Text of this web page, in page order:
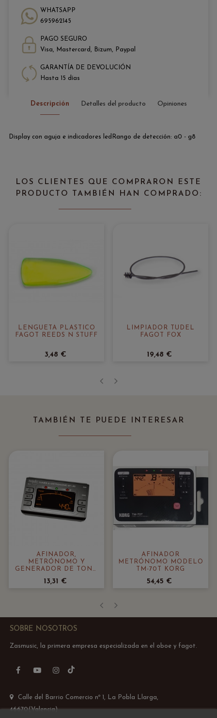
WHATSAPP
695962145
PAGO SEGURO
Visa, Mastercard, Bizum, Paypal
GARANTÍA DE DEVOLUCIÓN
Hasta 15 días
Descripción Detalles del producto Opiniones
Display con aguja e indicadores ledRango de detección: a0 - g8
LOS CLIENTES QUE COMPRARON ESTE
PRODUCTO TAMBIÉN HAN COMPRADO:
LENGUETA PLÁSTICO
FAGOT REEDS N STUFF
3,48 €
LIMPIADOR TUDEL
FAGOT FOX
19,48 €
TAMBIÉN TE PUEDE INTERESAR
AFINADOR,
METRÓNOMO Y
GENERADOR DE TONO
13,31 €
AFINADOR
METRÓNOMO MODELO
TM-70T KORG
54,45 €
SOBRE NOSOTROS
Zasmusic, la primera empresa especializada en el oboe y fagot.
FacebookYouTubeInstagram
Calle del Barrio Comercio nº 1, La Pobla Llarga,
46670(Valencia)